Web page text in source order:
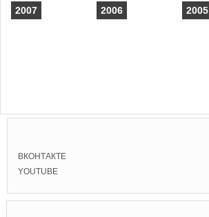
2007
2006 2005
ВКОНТАКТЕ
YOUTUBE